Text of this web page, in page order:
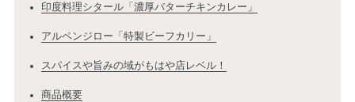
印度料理シタール「濃厚バターチキンカレー」
アルペンジロー「特製ビーフカリー」
スパイスや旨みの域がもはや店レベル！
商品概要